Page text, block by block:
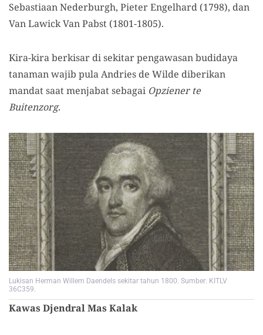
Sebastiaan Nederburgh, Pieter Engelhard (1798), dan
Van Lawick Van Pabst (1801-1805).
Kira-kira berkisar di sekitar pengawasan budidaya
tanaman wajib pula Andries de Wilde diberikan
mandat saat menjabat sebagai Opziener te
Buitenzorg.
Lukisan Herman Willem Daendels sekitar tahun 1800. Sumber: KITLV
36C359.
Kawas Djendral Mas Kalak